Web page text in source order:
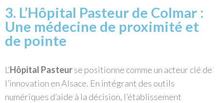
3. L’Hôpital Pasteur de Colmar :
Une médecine de proximité et
de pointe
L’Hôpital Pasteurse positionne comme un acteur clé de
l’innovation en Alsace. En intégrant des outils
numériques d’aide à la décision, l’établissement